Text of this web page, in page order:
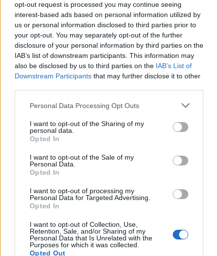
opt-out request is processed you may continue seeing
interest-based ads based on personal information utilized by
us or personal information disclosed to third parties prior to
your opt-out. You may separately opt-out of the further
disclosure of your personal information by third parties on the
IAB’s list of downstream participants. This information may
also be disclosed by us to third parties on the IAB’s List of
Downstream Participants that may further disclose it to other
Personal Data Processing Opt Outs
I want to opt-out of the Sharing of my
personal data.
Opted In
I want to opt-out of the Sale of my
Personal Data.
Opted In
I want to opt-out of processing my
Personal Data for Targeted Advertising.
Opted In
I want to opt-out of Collection, Use,
Retention, Sale, and/or Sharing of my
Personal Data that Is Unrelated with the
Purposes for which it was collected.
Opted Out
Seguici su Google Discover
Segui Libero Quotidiano su Google Discover
Scegli Libero Quotidiano come fonte preferita
SPETTACOLI
SCIENZA E TECH
Libero ShoppingContattiPubblicitàCookie policy